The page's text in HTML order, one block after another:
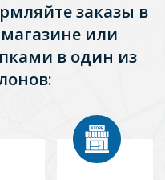
заказы в
или
в один из